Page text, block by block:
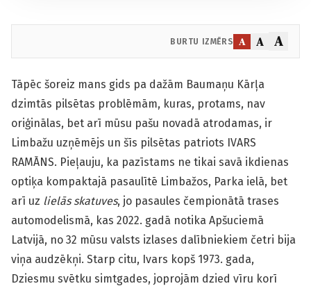
BURTU IZMĒRS A A A
Tāpēc šoreiz mans gids pa dažām Baumaņu Kārļa
dzimtās pilsētas problēmām, kuras, protams, nav
oriģinālas, bet arī mūsu pašu novadā atrodamas, ir
Limbažu uzņēmējs un šīs pilsētas patriots IVARS
RAMĀNS. Pieļauju, ka pazīstams ne tikai savā ikdienas
optiķa kompaktajā pasaulītē Limbažos, Parka ielā, bet
arī uz lielās skatuves, jo pasaules čempionātā trases
automodelismā, kas 2022. gadā notika Apšuciemā
Latvijā, no 32 mūsu valsts izlases dalībniekiem četri bija
viņa audzēkņi. Starp citu, Ivars kopš 1973. gada,
Dziesmu svētku simtgades, joprojām dzied vīru korī